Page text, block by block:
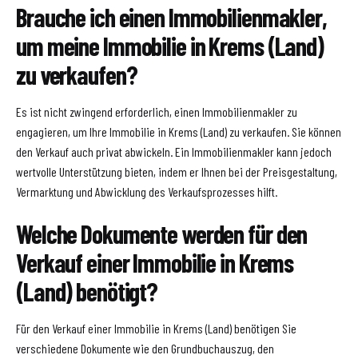
Brauche ich einen Immobilienmakler,
um meine Immobilie in Krems (Land)
zu verkaufen?
Es ist nicht zwingend erforderlich, einen Immobilienmakler zu
engagieren, um Ihre Immobilie in Krems (Land) zu verkaufen. Sie können
den Verkauf auch privat abwickeln. Ein Immobilienmakler kann jedoch
wertvolle Unterstützung bieten, indem er Ihnen bei der Preisgestaltung,
Vermarktung und Abwicklung des Verkaufsprozesses hilft.
Welche Dokumente werden für den
Verkauf einer Immobilie in Krems
(Land) benötigt?
Für den Verkauf einer Immobilie in Krems (Land) benötigen Sie
verschiedene Dokumente wie den Grundbuchauszug, den